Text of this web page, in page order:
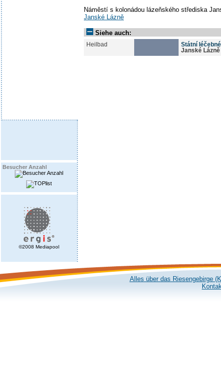
Besucher Anzahl
©2008 Mediapool
Náměstí s kolonádou lázeňského střediska
Janské Lázně
Siehe auch:
Heilbad
Státní
Janské Lázně
Alles über das Riesengebirge